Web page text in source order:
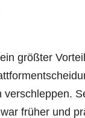
größter
früher und